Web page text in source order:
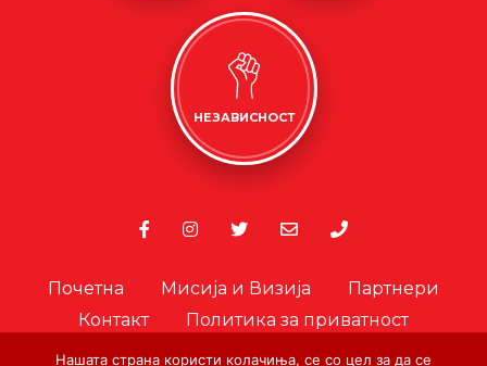
НЕЗАВИСНОСТ
Почетна Мисија и Визија
Партнери
Контакт
Политика за приватност
Политика за колачиња
Нашата страна користи колачиња, се со цел за да се